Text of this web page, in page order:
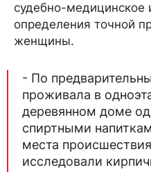
судебно-медицинское
определения точной
женщины.
- По
проживала в
деревянном доме
спиртными
места
исследовали